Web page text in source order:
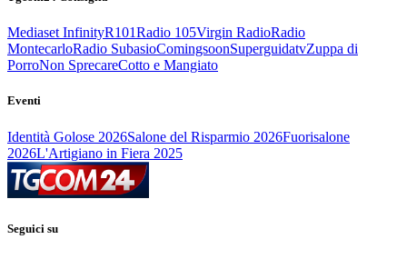
Mediaset InfinityR101Radio 105Virgin RadioRadio
MontecarloRadio SubasioComingsoonSuperguidatvZuppa di
PorroNon SprecareCotto e Mangiato
Eventi
Identità Golose 2026Salone del Risparmio 2026Fuorisalone
2026L'Artigiano in Fiera 2025
Seguici su